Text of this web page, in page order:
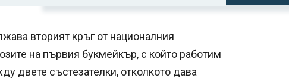
вторият кръг от националния
на първия букмейкър, с който работим
двете състезателки, отколкото дава